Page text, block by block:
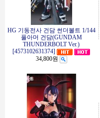
HG 기동전사 건담 썬더볼트 1/144
풀아머 건담(GUNDAM
THUNDERBOLT Ver.)
[4573102631374]
34,800원